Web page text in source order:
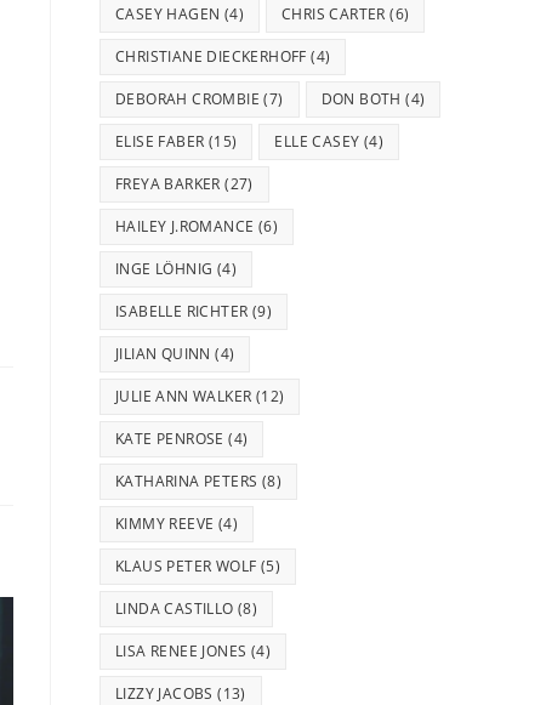
CASEY HAGEN (4) CHRIS CARTER (6)
CHRISTIANE DIECKERHOFF (4)
DEBORAH CROMBIE (7) DON BOTH (4)
ELISE FABER (15) ELLE CASEY (4)
FREYA BARKER (27)
HAILEY J.ROMANCE (6)
INGE LÖHNIG (4)
ISABELLE RICHTER (9)
JILIAN QUINN (4)
JULIE ANN WALKER (12)
KATE PENROSE (4)
KATHARINA PETERS (8)
KIMMY REEVE (4)
KLAUS PETER WOLF (5)
LINDA CASTILLO (8)
LISA RENEE JONES (4)
LIZZY JACOBS (13)